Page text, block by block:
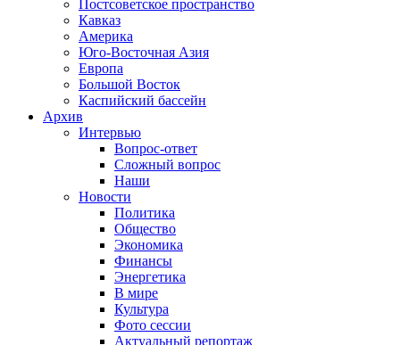
Постсоветское пространство
Кавказ
Америка
Юго-Восточная Азия
Европа
Большой Восток
Каспийский бассейн
Архив
Интервью
Вопрос-ответ
Сложный вопрос
Наши
Новости
Политика
Общество
Экономика
Финансы
Энергетика
В мире
Культура
Фото сессии
Актуальный репортаж